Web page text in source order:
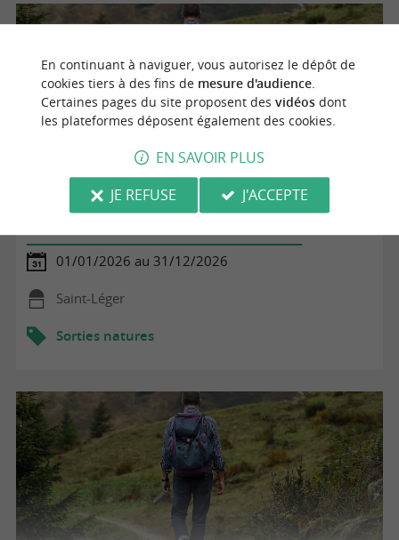
Balade du Logis - Vignoble Chauraud
01/01/2026 au 31/12/2026
Saint-Léger
Sorties natures
En continuant à naviguer, vous autorisez le dépôt de
cookies tiers à des fins de mesure d'audience.
Certaines pages du site proposent des vidéosdont
les plateformes déposent également des cookies.
EN SAVOIR PLUS
JE REFUSE
J'ACCEPTE